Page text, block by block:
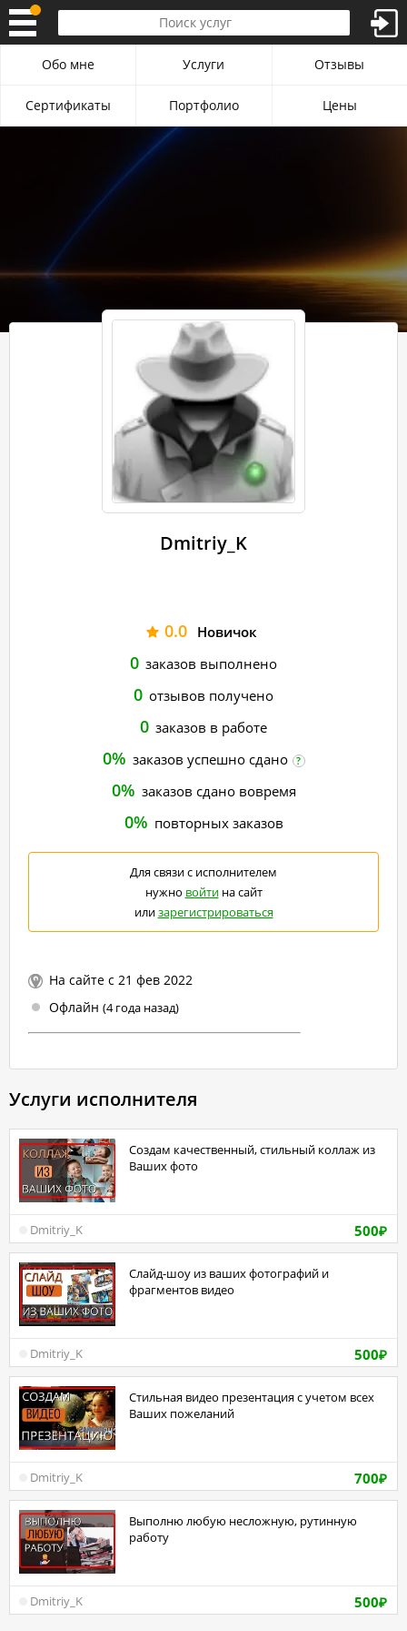
Dmitriy_K
0.0 Новичок
0 заказов выполнено
0 отзывов получено
0 заказов в работе
0% заказов успешно сдано ?
0% заказов сдано вовремя
0% повторных заказов
Для связи с исполнителем
нужно войтина сайт
илизарегистрироваться
На сайте с 21 фев 2022
Офлайн (4 года назад)
Обо мне Услуги Отзывы
Сертификаты Портфолио Цены
Услуги исполнителя
Создам качественный, стильный коллаж из
Ваших фото
500₽
Dmitriy_K
Слайд-шоу из ваших фотографий и
фрагментов видео
500₽
Dmitriy_K
Стильная видео презентация с учетом всех
Ваших пожеланий
700₽
Dmitriy_K
Выполню любую несложную, рутинную
работу
500₽
Dmitriy_K